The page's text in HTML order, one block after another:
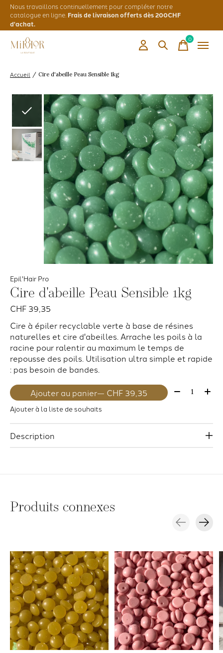
Nous travaillons continuellement pour compléter notre
catalogue en ligne. Frais de livraison offerts dès 200CHF
d'achat.
0items
Accueil / Cire d'abeille Peau Sensible 1kg
Slideshow Items
Epil'Hair Pro
Cire d'abeille Peau Sensible 1kg
CHF 39,35
Cire à épiler recyclable verte à base de résines
naturelles et cire d'abeilles. Arrache les poils à la
racine pour ralentir au maximum le temps de
repousse des poils. Utilisation ultra simple et rapide
: pas besoin de bandes.
Ajouter au panier — CHF 39,35 Quantité:
Ajouter à la liste de souhaits
Description
Produits connexes